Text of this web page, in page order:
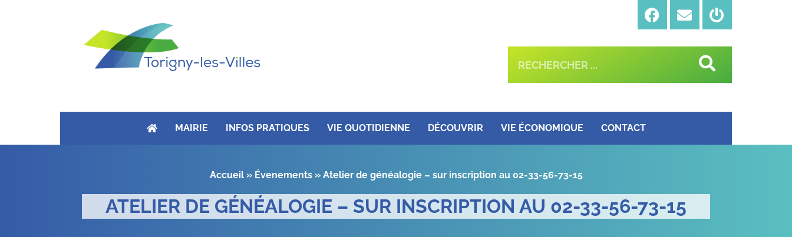
MAIRIE INFOS PRATIQUES VIE QUOTIDIENNE DÉCOUVRIR VIE ÉCONOMIQUE CONTACT
Accueil» Évenements» Atelier de généalogie – sur inscription au 02-33-56-73-15
ATELIER DE GÉNÉALOGIE – SUR INSCRIPTION AU 02-33-56-73-15